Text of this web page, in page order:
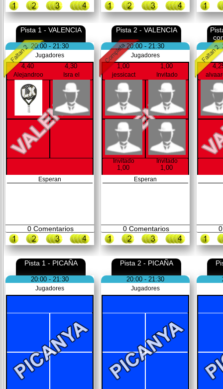
Pista 1 - VALENCIA
20:00 - 21:30
Jugadores
4,40
Alejandroo
4,30
Isra el
Esperan
0Comentarios
Pista 2 - VALENCIA
20:00 - 21:30
Jugadores
1,00
jessicact
1,00
Invitado
Invitado
1,00
Invitado
1,00
Esperan
0Comentarios 0
Pista 1 - PICAÑA
20:00 - 21:30
Jugadores
Pista 2 - PICAÑA
20:00 - 21:30
Jugadores